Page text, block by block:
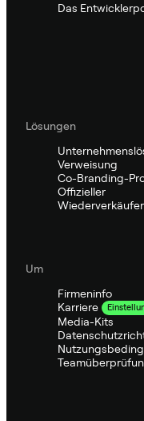
Das
Lösungen
Verweisung
Co-Branding-
Offizieller
Wiederverkäufer
Um
Firmeninfo
Karriere
Media-Kits